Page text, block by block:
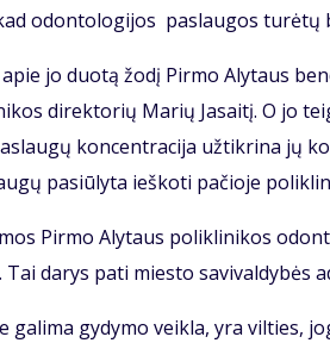
odontologijos paslaugos turėtų
jo duotą žodį Pirmo Alytaus
direktorių Marių Jasaitį. O jo
koncentracija užtikrina jų
pasiūlyta ieškoti pačioje
Pirmo Alytaus poliklinikos
darys pati miesto savivaldybės
galima gydymo veikla, yra vilties,